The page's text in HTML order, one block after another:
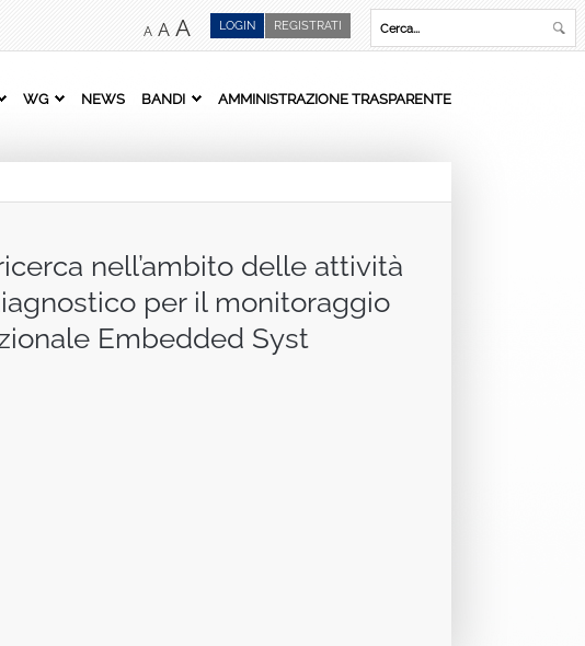
REGISTRATI
LOGIN
A A A
WG NEWS BANDI AMMINISTRAZIONE TRASPARENTE
nell’ambito delle attività
per il monitoraggio
Embedded Syst